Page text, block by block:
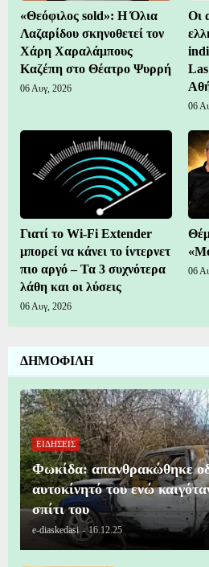
«Θεόφιλος sold»: Η Όλια
Λαζαρίδου σκηνοθετεί τον
Χάρη Χαραλάμπους
Καζέπη στο Θέατρο Ψυρρή
06 Αυγ, 2026
Οι
06
Γιατί το Wi-Fi Extender
μπορεί να κάνει το ίντερνετ
πιο αργό – Τα 3 συχνότερα
λάθη και οι λύσεις
06 Αυγ, 2026
06
ΔΗΜΟΦΙΛΗ
ΕΙΔΗΣΕΙΣ
Φωκίδα: απανθρακώθηκε
αυτοκίνητό του ενώ
σπίτι του
e-diaskedasi - 16.12.25